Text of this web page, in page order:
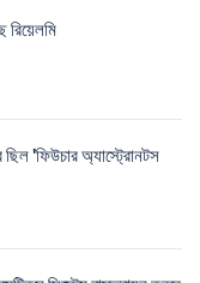
রিয়েলমি
ছিল 'ফিউচার অ্যাস্ট্রোনটস